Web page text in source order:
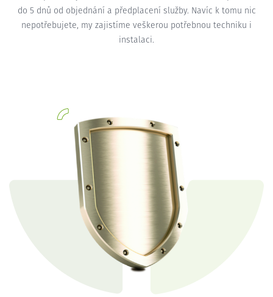
do 5 dnů od objednání a předplacení služby. Navíc k tomu nic
nepotřebujete, my zajistíme veškerou potřebnou techniku i
instalaci.